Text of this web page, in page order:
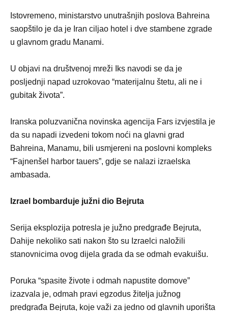
Istovremeno, ministarstvo unutrašnjih poslova Bahreina
saopštilo je da je Iran ciljao hotel i dve stambene zgrade
u glavnom gradu Manami.
U objavi na društvenoj mreži Iks navodi se da je
posljednji napad uzrokovao “materijalnu štetu, ali ne i
gubitak života”.
Iranska poluzvanična novinska agencija Fars izvjestila je
da su napadi izvedeni tokom noći na glavni grad
Bahreina, Manamu, bili usmjereni na poslovni kompleks
“Fajnenšel harbor tauers”, gdje se nalazi izraelska
ambasada.
Izrael bombarduje južni dio Bejruta
Serija eksplozija potresla je južno predgrađe Bejruta,
Dahije nekoliko sati nakon što su Izraelci naložili
stanovnicima ovog dijela grada da se odmah evakuišu.
Poruka “spasite živote i odmah napustite domove”
izazvala je, odmah pravi egzodus žitelja južnog
predgrađa Bejruta, koje važi za jedno od glavnih uporišta